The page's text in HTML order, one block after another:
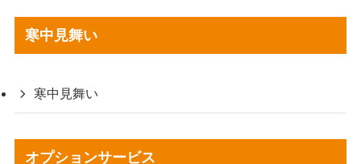
寒中見舞い
寒中見舞い
オプションサービス